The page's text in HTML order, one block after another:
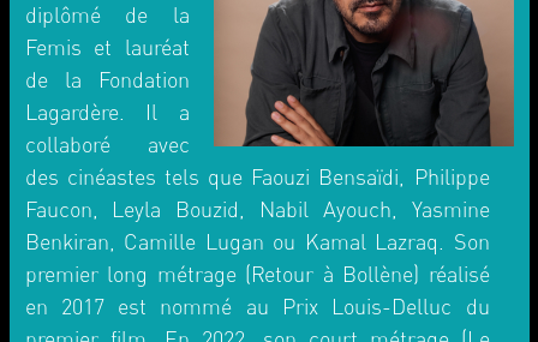
diplômé de la
Femis et lauréat
de la Fondation
Lagardère. Il a
collaboré avec
des cinéastes tels que Faouzi Bensaïdi, Philippe
Faucon, Leyla Bouzid, Nabil Ayouch, Yasmine
Benkiran, Camille Lugan ou Kamal Lazraq. Son
premier long métrage (Retour à Bollène) réalisé
en 2017 est nommé au Prix Louis-Delluc du